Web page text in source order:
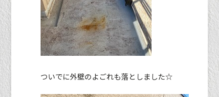
ついでに外壁のよごれも落としました☆